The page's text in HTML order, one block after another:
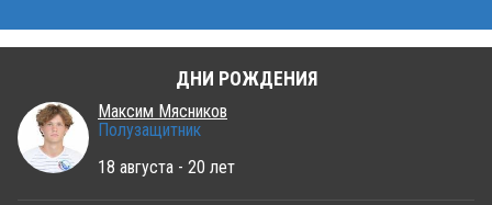
ДНИ РОЖДЕНИЯ
Максим Мясников
Полузащитник
18 августа - 20 лет